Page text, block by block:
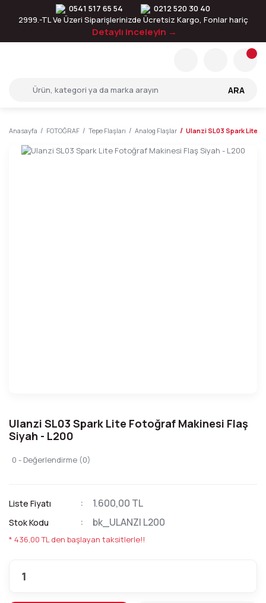
0541 517 65 54
0212 520 30 40
2999.-TL Ve Üzeri Siparişlerinizde Ücretsiz Kargo, Fonlar hariç
Detaylı inceleyin →
ARA
Anasayfa FOTOĞRAF Tepe Flaşları Analog Flaşlar Ulanzi SL03 Spark Lite
Ulanzi SL03 Spark Lite Fotoğraf Makinesi Flaş
Siyah - L200
0 - Değerlendirme (0)
Liste Fiyatı 1.600,00 TL
Stok Kodu bk_ULANZI L200
* 436,00 TL den başlayan taksitlerle!!